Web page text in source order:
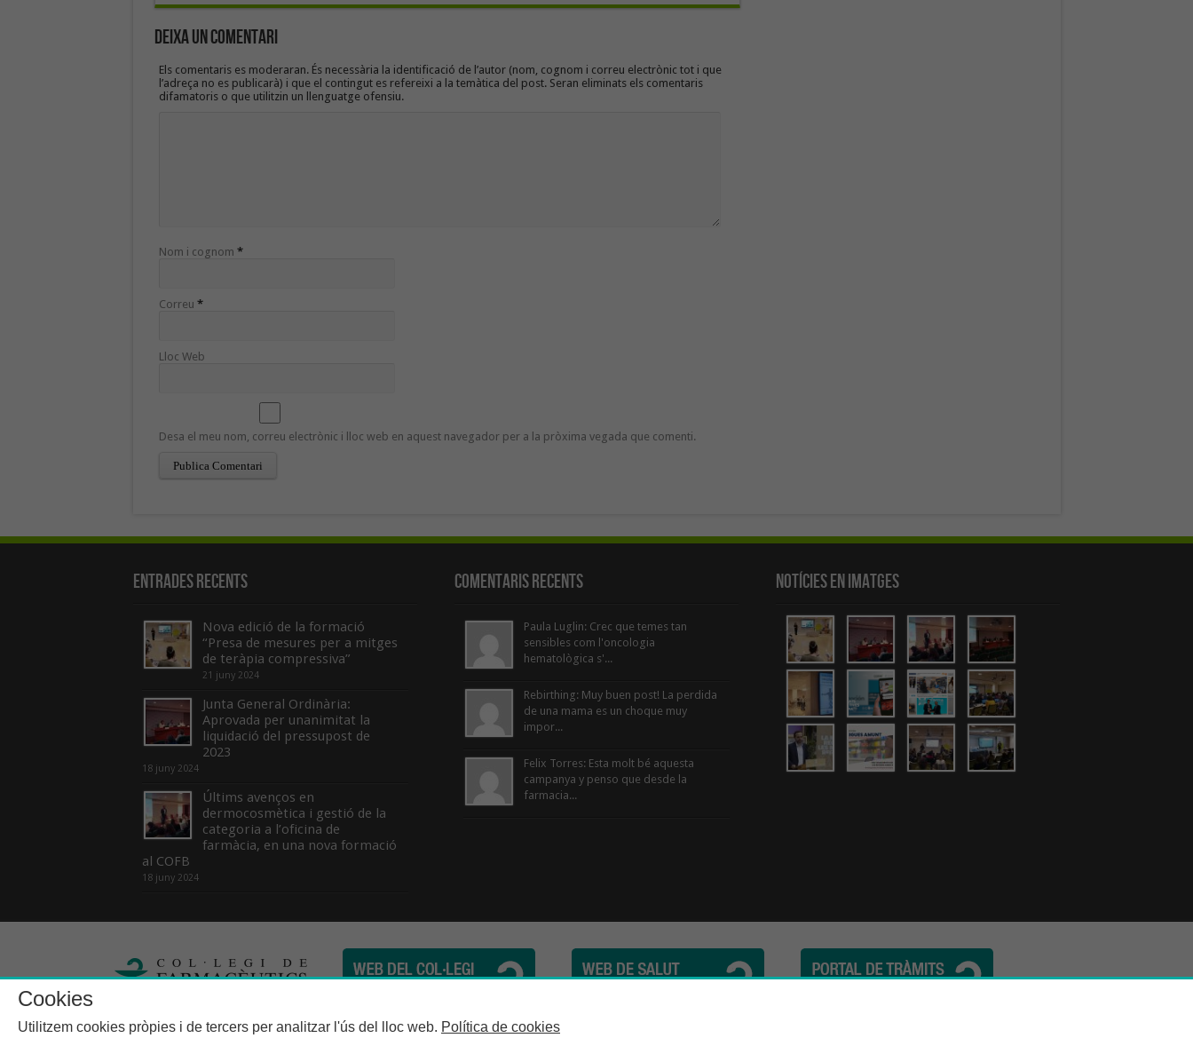
Deixa un Comentari
Els comentaris es moderaran. És necessària la identificació de l’autor (nom, cognom i correu electrònic tot i que
l’adreça no es publicarà) i que el contingut es refereixi a la temàtica del post. Seran eliminats els comentaris
difamatoris o que utilitzin un llenguatge ofensiu.
Nom i cognom *
Correu *
Lloc Web
Desa el meu nom, correu electrònic i lloc web en aquest navegador per a la pròxima vegada que comenti.
Entrades recents
Nova edició de la formació
“Presa de mesures per a mitges
de teràpia compressiva”
21 juny 2024
Junta General Ordinària:
Aprovada per unanimitat la
liquidació del pressupost de
2023
18 juny 2024
Últims avenços en
dermocosmètica i gestió de la
categoria a l’oficina de
farmàcia, en una nova formació
al COFB
18 juny 2024
Comentaris Recents
Paula Luglin: Crec que temes tan
sensibles com l'oncologia
hematològica s'...
Rebirthing: Muy buen post! La perdida
de una mama es un choque muy
impor...
Felix Torres: Esta molt bé aquesta
campanya y penso que desde la
farmacia...
Notícies en Imatges
Col·legi de Farmacèutics de la Província de Barcelona | C. Girona, n° 64-66 - 08009 Barcelona | Tel. (34) 932 44 07 10
Cookies
Utilitzem cookies pròpies i de tercers per analitzar l'ús del lloc web. Política de cookies